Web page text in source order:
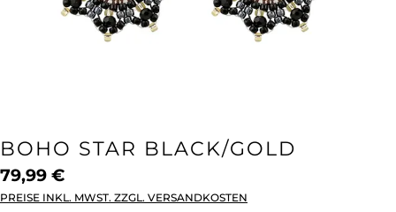
BOHO STAR BLACK/GOLD
79,99 €
PREISE INKL. MWST. ZZGL. VERSANDKOSTEN